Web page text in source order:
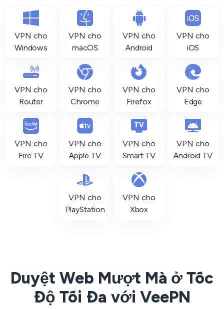
VPN cho
Windows
VPN cho
macOS
VPN cho
Android
VPN cho
iOS
VPN cho
Router
VPN cho
Chrome
VPN cho
Firefox
VPN cho
Edge
VPN cho
Fire TV
VPN cho
Apple TV
VPN cho
Smart TV
VPN cho
Android TV
VPN cho
PlayStation
VPN cho
Xbox
Duyệt Web Mượt Mà ở Tốc
Độ Tối Đa với VeePN